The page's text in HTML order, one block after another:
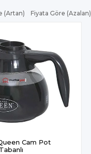
(Artan) Fiyata Göre (Azalan)
Cam Pot